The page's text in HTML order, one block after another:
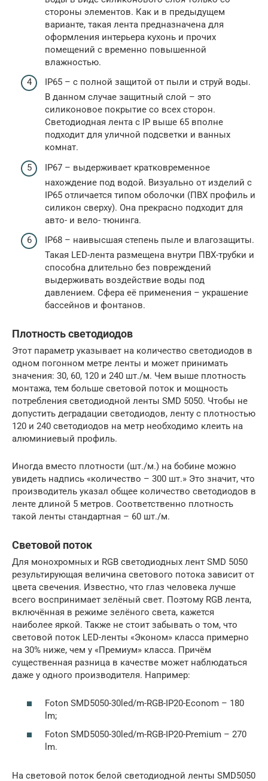
стороны элементов. Как и в предыдущем
варианте, такая лента предназначена для
оформления интерьера кухонь и прочих
помещений с временно повышенной
влажностью.
IP65 – с полной защитой от пыли и струй воды.
В данном случае защитный слой – это
силиконовое покрытие со всех сторон.
Светодиодная лента с IP выше 65 вполне
подходит для уличной подсветки и ванных
комнат.
IP67 – выдерживает кратковременное
нахождение под водой. Визуально от изделий с
IP65 отличается типом оболочки (ПВХ профиль и
силикон сверху). Она прекрасно подходит для
авто- и вело- тюнинга.
IP68 – наивысшая степень пыле и влагозащиты.
Такая LED-лента размещена внутри ПВХ-трубки и
способна длительно без повреждений
выдерживать воздействие воды под
давлением. Сфера её применения – украшение
бассейнов и фонтанов.
Плотность светодиодов
Этот параметр указывает на количество светодиодов в
одном погонном метре ленты и может принимать
значения: 30, 60, 120 и 240 шт./м. Чем выше плотность
монтажа, тем больше световой поток и мощность
потребления светодиодной ленты SMD 5050. Чтобы не
допустить деградации светодиодов, ленту с плотностью
120 и 240 светодиодов на метр необходимо клеить на
алюминиевый профиль.
Иногда вместо плотности (шт./м.) на бобине можно
увидеть надпись «количество – 300 шт.» Это значит, что
производитель указал общее количество светодиодов в
ленте длиной 5 метров. Соответственно плотность
такой ленты стандартная – 60 шт./м.
Световой поток
Для монохромных и RGB светодиодных лент SMD 5050
результирующая величина светового потока зависит от
цвета свечения. Известно, что глаз человека лучше
всего воспринимает зелёный свет. Поэтому RGB лента,
включённая в режиме зелёного света, кажется
наиболее яркой. Также не стоит забывать о том, что
световой поток LED-ленты «Эконом» класса примерно
на 30% ниже, чем у «Премиум» класса. Причём
существенная разница в качестве может наблюдаться
даже у одного производителя. Например:
Foton SMD5050-30led/m-RGB-IP20-Econom – 180
lm;
Foton SMD5050-30led/m-RGB-IP20-Premium – 270
lm.
На световой поток белой светодиодной ленты SMD5050